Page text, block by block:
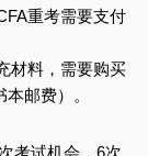
重考需要支付
材料，需要购买
邮费）。
考试机会，6次